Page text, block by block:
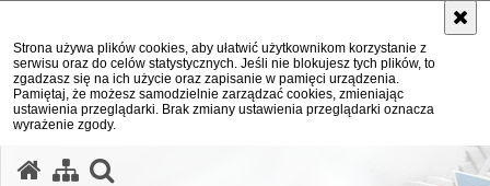
Strona używa plików cookies, aby ułatwić użytkownikom korzystanie z
serwisu oraz do celów statystycznych. Jeśli nie blokujesz tych plików, to
zgadzasz się na ich użycie oraz zapisanie w pamięci urządzenia.
Pamiętaj, że możesz samodzielnie zarządzać cookies, zmieniając
ustawienia przeglądarki. Brak zmiany ustawienia przeglądarki oznacza
wyrażenie zgody.